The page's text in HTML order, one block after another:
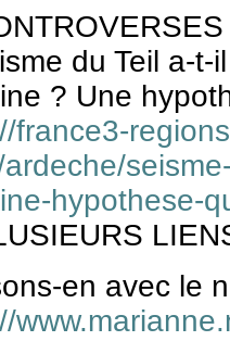
du Teil a-t-
? Une
france3-
hypothese-
en avec le